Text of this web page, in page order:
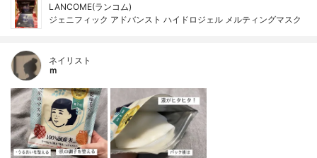
LANCOME(ランコム)
ジェニフィック アドバンスト ハイドロジェル メルティングマスク
ネイリスト
ｍ